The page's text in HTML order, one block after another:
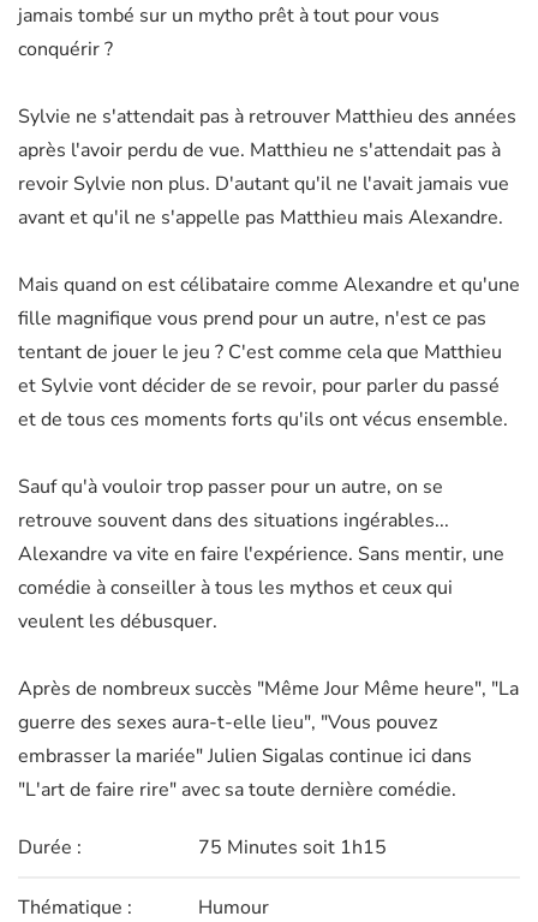
jamais tombé sur un mytho prêt à tout pour vous
conquérir ?
Sylvie ne s'attendait pas à retrouver Matthieu des années
après l'avoir perdu de vue. Matthieu ne s'attendait pas à
revoir Sylvie non plus. D'autant qu'il ne l'avait jamais vue
avant et qu'il ne s'appelle pas Matthieu mais Alexandre.
Mais quand on est célibataire comme Alexandre et qu'une
fille magnifique vous prend pour un autre, n'est ce pas
tentant de jouer le jeu ? C'est comme cela que Matthieu
et Sylvie vont décider de se revoir, pour parler du passé
et de tous ces moments forts qu'ils ont vécus ensemble.
Sauf qu'à vouloir trop passer pour un autre, on se
retrouve souvent dans des situations ingérables...
Alexandre va vite en faire l'expérience. Sans mentir, une
comédie à conseiller à tous les mythos et ceux qui
veulent les débusquer.
Après de nombreux succès "Même Jour Même heure", "La
guerre des sexes aura-t-elle lieu", "Vous pouvez
embrasser la mariée" Julien Sigalas continue ici dans
"L'art de faire rire" avec sa toute dernière comédie.
Durée : 75 Minutes soit 1h15
Thématique : Humour